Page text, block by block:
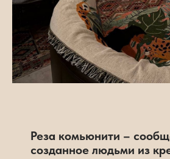
Реза комьюнити –
созданное людьми из